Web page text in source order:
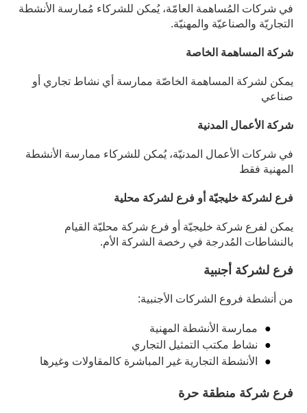
في شركات المُساهمة العامّة، يُمكن للشركاء مُمارسة الأنشطة
التجاريّة والصناعيّة والمهنيّة.
شركة المساهمة الخاصة
يمكن لشركة المساهمة الخاصّة ممارسة أي نشاط تجاري أو
صناعي
شركة الأعمال المدنية
في شركات الأعمال المدنيّة، يُمكن للشركاء ممارسة الأنشطة
المهنية فقط
فرع لشركة خليجيّة أو فرع لشركة محلية
يمكن لفرع شركة خليجيّة أو فرع شركة محليّة القيام
بالنشاطات المُدرجة في رخصة الشركة الأم.
فرع لشركة أجنبية
من أنشطة فروع الشركات الأجنبية:
ممارسة الأنشطة المهنية
نشاط مكتب التمثيل التجاري
الأنشطة التجارية غير المباشرة كالمقاولات وغيرها
فرع شركة منطقة حرة